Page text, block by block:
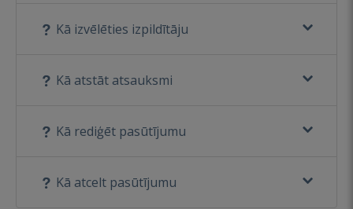
Kā izvēlēties izpildītāju
Kā atstāt atsauksmi
Kā rediģēt pasūtījumu
Kā atcelt pasūtījumu